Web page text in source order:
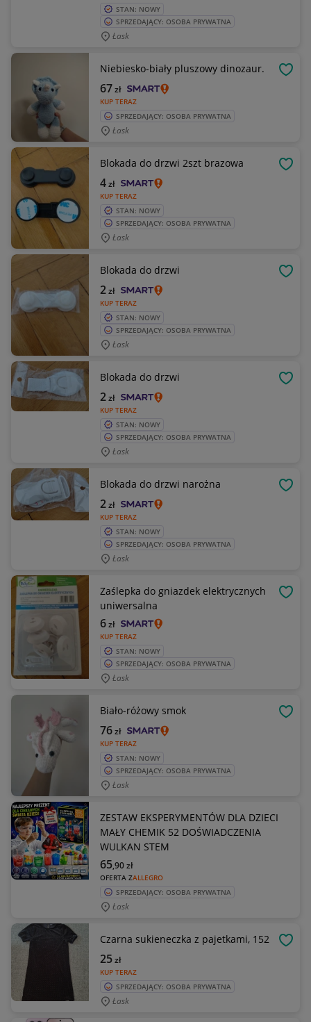
STAN: NOWY
SPRZEDAJĄCY: OSOBA PRYWATNA
Łask
Niebiesko-biały pluszowy dinozaur.
KUP TERAZ
67zł
SPRZEDAJĄCY: OSOBA PRYWATNA
Łask
Blokada do drzwi 2szt brazowa
KUP TERAZ
4zł
STAN: NOWY
SPRZEDAJĄCY: OSOBA PRYWATNA
Łask
Blokada do drzwi
KUP TERAZ
2zł
STAN: NOWY
SPRZEDAJĄCY: OSOBA PRYWATNA
Łask
Blokada do drzwi
KUP TERAZ
2zł
STAN: NOWY
SPRZEDAJĄCY: OSOBA PRYWATNA
Łask
Blokada do drzwi narożna
KUP TERAZ
2zł
STAN: NOWY
SPRZEDAJĄCY: OSOBA PRYWATNA
Łask
Zaślepka do gniazdek elektrycznych
uniwersalna
KUP TERAZ
6zł
STAN: NOWY
SPRZEDAJĄCY: OSOBA PRYWATNA
Łask
Biało-różowy smok
KUP TERAZ
76zł
STAN: NOWY
SPRZEDAJĄCY: OSOBA PRYWATNA
Łask
ZESTAW EKSPERYMENTÓW DLA DZIECI
MAŁY CHEMIK 52 DOŚWIADCZENIA
WULKAN STEM
OFERTA ZALLEGRO
65,90zł
SPRZEDAJĄCY: OSOBA PRYWATNA
Łask
Czarna sukieneczka z pajetkami, 152
KUP TERAZ
25zł
SPRZEDAJĄCY: OSOBA PRYWATNA
Łask